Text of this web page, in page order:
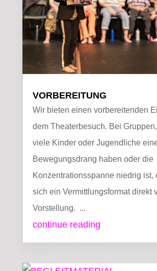
VORBEREITUNG
Wir bieten einen vorbereitenden
dem Theaterbesuch. Bei
viele Kinder oder Jugendliche
Bewegungsdrang haben oder die
Konzentrationsspanne niedrig ist,
sich ein Vermittlungsformat direkt
Vorstellung. ...
continue reading